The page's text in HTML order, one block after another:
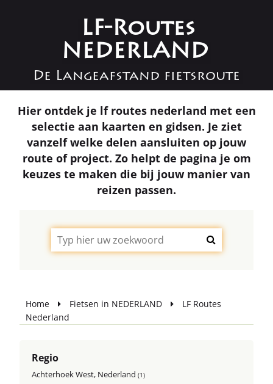
LF-Routes
NEDERLAND
De Langeafstand fietsroute
Hier ontdek je lf routes nederland met een
selectie aan kaarten en gidsen. Je ziet
vanzelf welke delen aansluiten op jouw
route of project. Zo helpt de pagina je om
keuzes te maken die bij jouw manier van
reizen passen.
Home Fietsen in NEDERLAND
LF Routes
Nederland
Regio
Achterhoek West, Nederland(1)